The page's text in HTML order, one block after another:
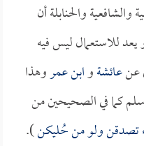
والحنابلة أن
للاستعمال ليس فيه
عنعائشةوابن عمروهذا
كما في الصحيحين من
تصدقن ولو من حُليكن).